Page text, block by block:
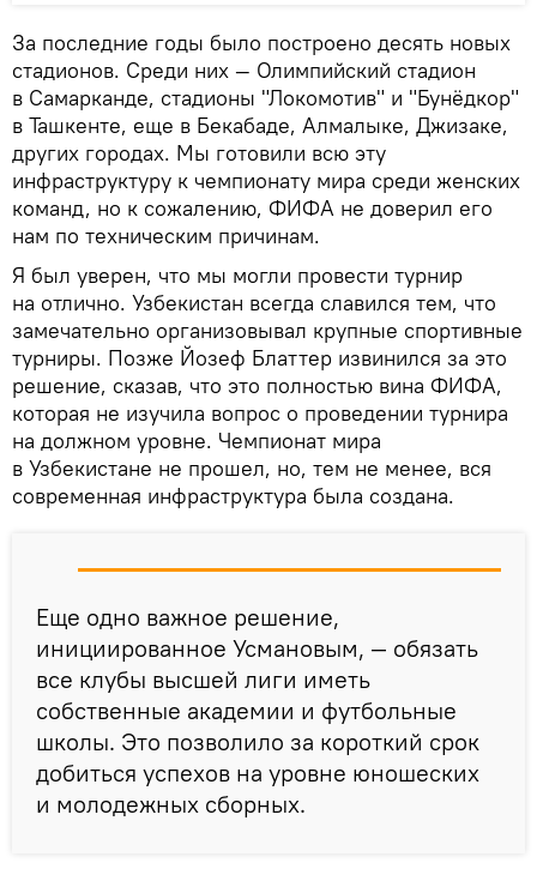
За последние годы было построено десять новых
стадионов. Среди них — Олимпийский стадион
в Самарканде, стадионы "Локомотив" и "Бунёдкор"
в Ташкенте, еще в Бекабаде, Алмалыке, Джизаке,
других городах. Мы готовили всю эту
инфраструктуру к чемпионату мира среди женских
команд, но к сожалению, ФИФА не доверил его
нам по техническим причинам.
Я был уверен, что мы могли провести турнир
на отлично. Узбекистан всегда славился тем, что
замечательно организовывал крупные спортивные
турниры. Позже Йозеф Блаттер извинился за это
решение, сказав, что это полностью вина ФИФА,
которая не изучила вопрос о проведении турнира
на должном уровне. Чемпионат мира
в Узбекистане не прошел, но, тем не менее, вся
современная инфраструктура была создана.
Еще одно важное решение,
инициированное Усмановым, — обязать
все клубы высшей лиги иметь
собственные академии и футбольные
школы. Это позволило за короткий срок
добиться успехов на уровне юношеских
и молодежных сборных.